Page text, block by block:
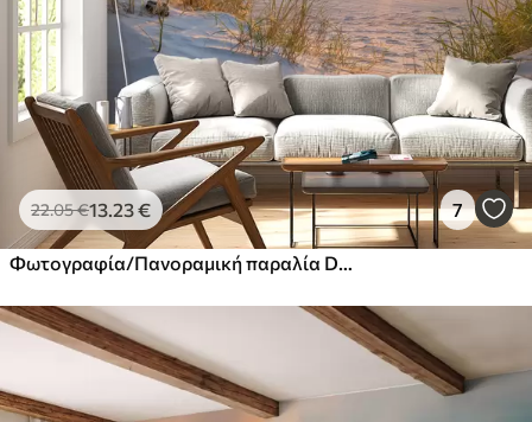
22.05€13.23€ 7
Φωτογραφία/Πανοραμική παραλία Dunes με ηλιοβασίλεμα